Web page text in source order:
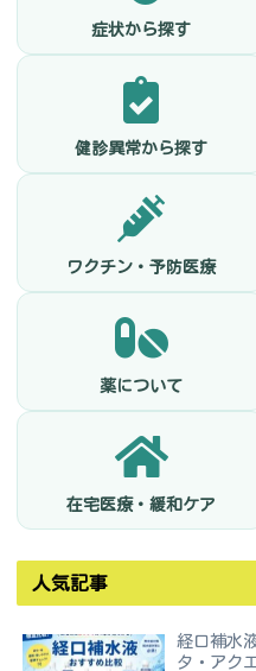
症状から探す
健診異常から探す
ワクチン・予防医療
薬について
在宅医療・緩和ケア
人気記事
経口補水
タ・アク